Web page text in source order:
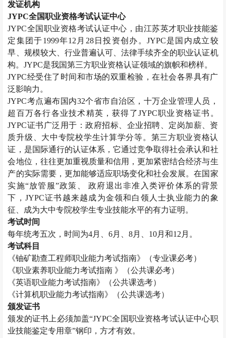
发证机构
JYPC全国职业资格考试认证中心
JYPC全国职业资格考试认证中心，由江苏英才职业技能鉴
定集团于1999年12 月 28日投资创办。 JYPC是国内成立较
早、规模较大、行业普遍认可、法律手续齐全的职业认证机
构。JYPC是我国第三方职业资格认证领域的旗帜和榜样。
JYPC经受住了时间和市场的双重检验，在社会各界具有广
泛影响力。
JYPC考点遍布国内32个省市自治区，十万企业管理人员，
超百万各行各业技术精英，获得了JYPC职业资格证书。
JYPC证书广泛用于：政府招标、企业招聘、定岗加薪、资
质升级、大中专院校学生计算学分等。第三方职业资格认
证，是国际通行的认证体系，它通过竞争取得社会承认和社
会地位，往往更加重视质量和信用，更加紧密结合经济与生
产的实际需要，更加能够适应职场变化和社会发展。在国家
实施“放管服”政策、 政府退出非准入类评价体系的背景
下， JYPC证书越来越成为金领和白领人士执业能力的象
征、成为大中专院校学生专业技能水平的有力证明。
考试时间
每年统考五次，时间为4月、6月、8月、 10月和12 月。
考试科目
《铀矿勘查工程师职业能力考试指南》（专业课必考）
《职业素养职业能力考试指南 》（公共课必考）
《英语职业能力考试指南》（公共课选考）
《计算机职业能力考试指南》（公共课选考）
颁发证书
颁发的证书上必须加盖“JYPC全国职业资格考试认证中心职
业技能鉴定专用章”钢印，方才有效。